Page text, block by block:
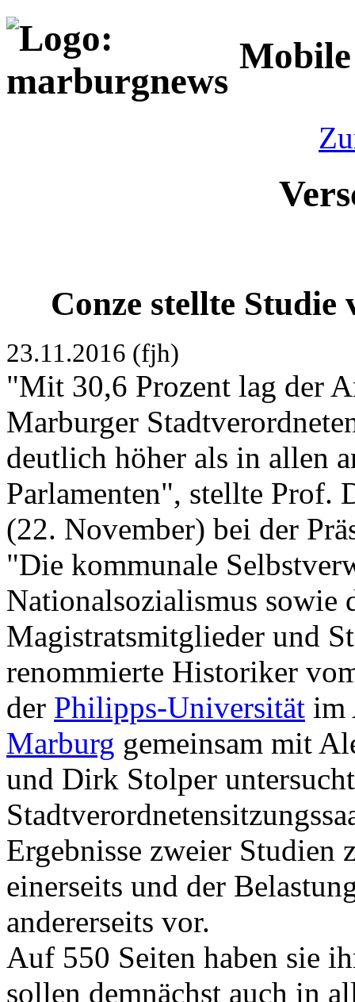
Conze stellte
23.11.2016 (fjh)
"Mit 30,6 Prozent lag der
Marburger
deutlich höher als in allen
Parlamenten", stellte Prof.
(22. November) bei der
"Die kommunale
Nationalsozialismus sowie
Magistratsmitglieder und
renommierte Historiker
der Philipps-Universität im
Marburg gemeinsam mit
und Dirk Stolper
Ergebnisse zweier Studien
einerseits und der
andererseits vor.
Auf 550 Seiten haben sie
sollen demnächst auch in